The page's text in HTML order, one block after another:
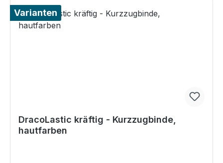
Varianten
DracoLastic kräftig - Kurzzugbinde,
hautfarben